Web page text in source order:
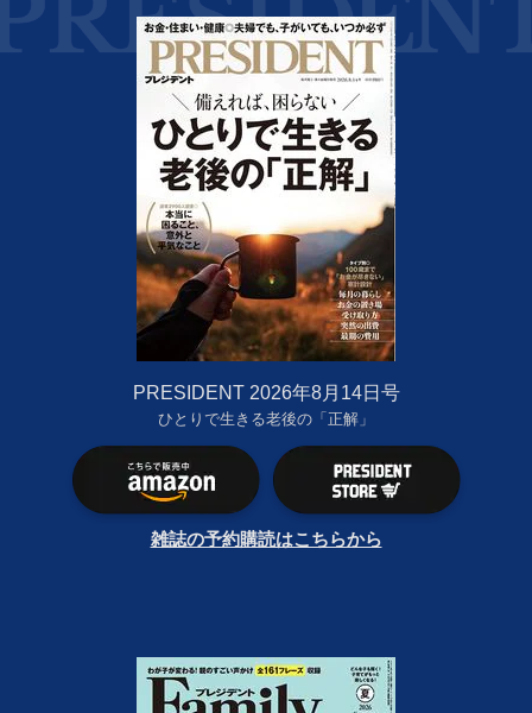
PRESIDENT 2026年8月14日号
ひとりで生きる老後の「正解」
雑誌の予約購読はこちらから